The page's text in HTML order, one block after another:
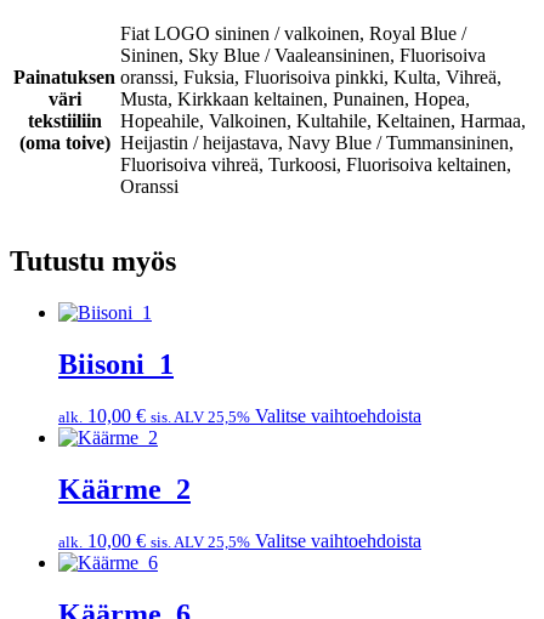
Painatuksen
väri
tekstiiliin
(oma toive)
Fiat LOGO sininen / valkoinen, Royal Blue /
Sininen, Sky Blue / Vaaleansininen, Fluorisoiva
oranssi, Fuksia, Fluorisoiva pinkki, Kulta, Vihreä,
Musta, Kirkkaan keltainen, Punainen, Hopea,
Hopeahile, Valkoinen, Kultahile, Keltainen, Harmaa,
Heijastin / heijastava, Navy Blue / Tummansininen,
Fluorisoiva vihreä, Turkoosi, Fluorisoiva keltainen,
Oranssi
Tutustu myös
Biisoni_1
alk. 10,00 € sis. ALV 25,5% Valitse vaihtoehdoista
tehdä
Käärme_2
alk. 10,00 € sis. ALV 25,5% Valitse vaihtoehdoista